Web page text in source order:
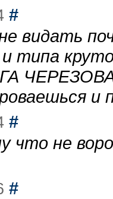
#
видать
типа
#
что не
#